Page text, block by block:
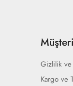
Gizlilik ve
Kargo ve